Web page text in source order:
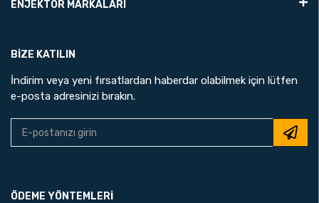
ENJEKTÖR MARKALARI
BIZE KATILIN
İndirim veya yeni fırsatlardan haberdar olabilmek için lütfen
e-posta adresinizi bırakın.
ÖDEME YÖNTEMLERİ